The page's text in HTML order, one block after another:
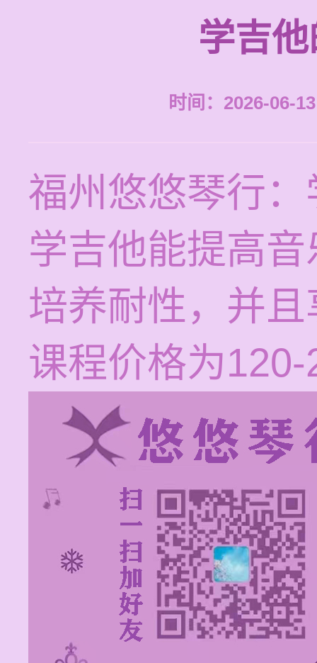
学吉
时间：2026-06-
福州悠悠琴行
学吉他能提高
培养耐性，并
课程价格为